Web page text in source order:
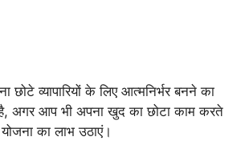
छोटे व्यापारियों के लिए आत्मनिर्भर बनने का
अगर आप भी अपना खुद का छोटा काम करते
का लाभ उठाएं।